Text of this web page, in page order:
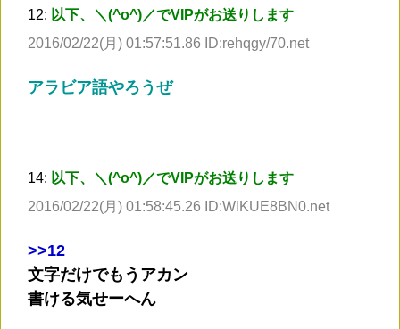
12: 以下、＼(^o^)／でVIPがお送りします
2016/02/22(月) 01:57:51.86 ID:rehqgy/70.net
アラビア語やろうぜ
14: 以下、＼(^o^)／でVIPがお送りします
2016/02/22(月) 01:58:45.26 ID:WlKUE8BN0.net
>>12
文字だけでもうアカン
書ける気せーへん